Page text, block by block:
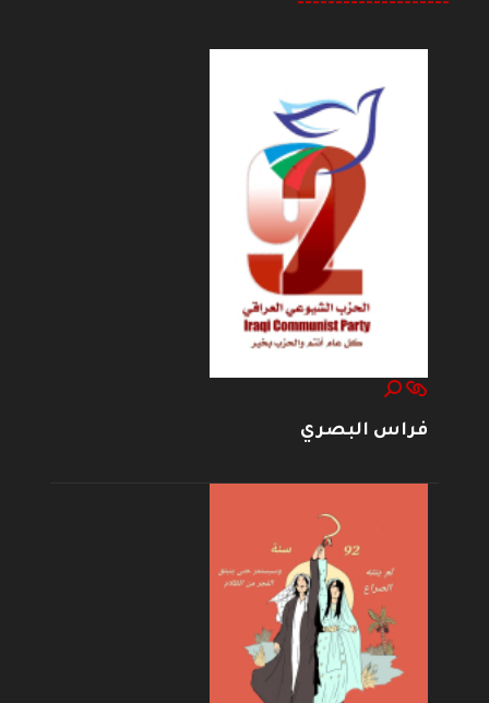
--------------------
فراس البصري